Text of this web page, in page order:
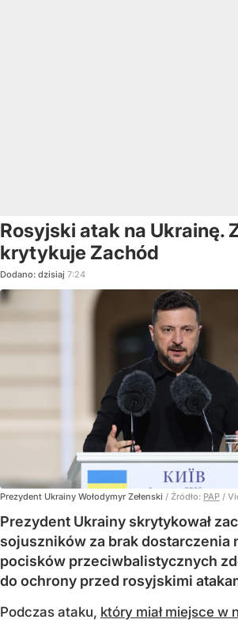
Rosyjski atak na Ukrainę.
krytykuje Zachód
Dodano: dzisiaj 7:24
Prezydent Ukrainy Wołodymyr Zełenski / Źródło: PAP /
Prezydent Ukrainy skrytykował
sojuszników za brak dostarczenia
pocisków przeciwbalistycznych
do ochrony przed rosyjskimi
Podczas ataku, który miał miejsce w